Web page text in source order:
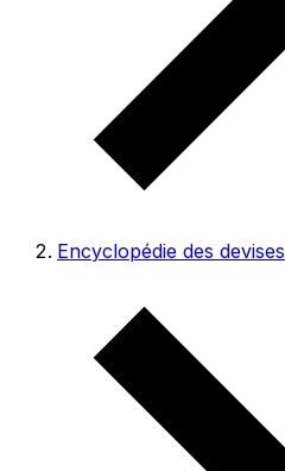
Encyclopédie des devises